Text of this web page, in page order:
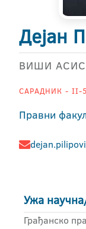
Дејан
ВИШИ
САРАДНИК - II-5
Правни
Ужа
Грађанско